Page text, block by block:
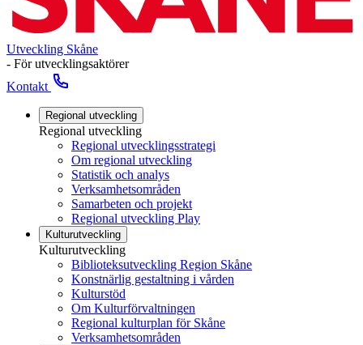
Utveckling Skåne
- För utvecklingsaktörer
Kontakt
Regional utveckling
Regional utveckling
Regional utvecklingsstrategi
Om regional utveckling
Statistik och analys
Verksamhetsområden
Samarbeten och projekt
Regional utveckling Play
Kulturutveckling
Kulturutveckling
Biblioteksutveckling Region Skåne
Konstnärlig gestaltning i vården
Kulturstöd
Om Kulturförvaltningen
Regional kulturplan för Skåne
Verksamhetsområden